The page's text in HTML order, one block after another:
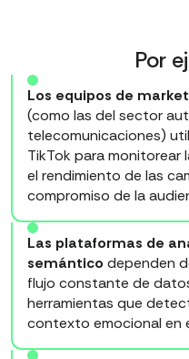
Por
Los equipos de
(como las del sector
telecomunicaciones)
TikTok para monitorear
el rendimiento de las
compromiso de la
Las plataformas de
semántico dependen
flujo constante de
herramientas que
contexto emocional en